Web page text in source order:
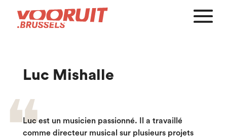
Luc Mishalle
Luc est un musicien passionné. Il a travaillé
comme directeur musical sur plusieurs projets